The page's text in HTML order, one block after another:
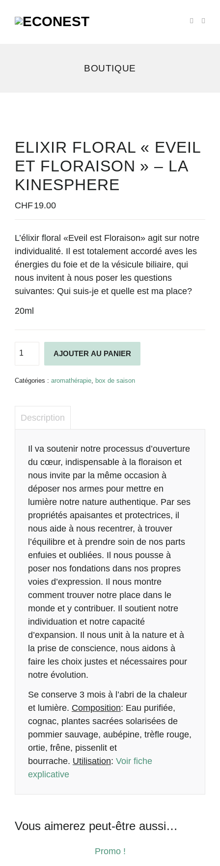
BOUTIQUE
ELIXIR FLORAL « EVEIL
ET FLORAISON » – LA
KINESPHERE
CHF19.00
L’élixir floral «Eveil est Floraison» agit sur notre
individualité. Il est totalement accordé aves les
énergies du foie et de la vésicule biliaire, qui
nous invitent à nous poser les questions
suivantes: Qui suis-je et quelle est ma place?
20ml
de
Elixir
floral
Kinesphere
AJOUTER AU PANIER
Catégories : aromathérapie, box de saison
Description
Description
Il va soutenir notre processus d’ouverture
du cœur, indispensable à la floraison et
nous invite par la même occasion à
déposer nos armes pour mettre en
lumière notre nature authentique. Par ses
propriétés apaisantes et protectrices, il
nous aide à nous recentrer, à trouver
l’équilibre et à prendre soin de nos parts
enfuies et oubliées. Il nous pousse à
poser nos fondations dans nos propres
voies d’expression. Il nous montre
comment trouver notre place dans le
monde et y contribuer. Il soutient notre
individuation et notre capacité
d’expansion. Il nous unit à la nature et à
la prise de conscience, nous aidons à
faire les choix justes et nécessaires pour
notre évolution.
Se conserve 3 mois à l’abri de la chaleur
et lumière. Composition: Eau purifiée,
cognac, plantes sacrées solarisées de
pommier sauvage, aubépine, trèfle rouge,
ortie, frêne, pissenlit et
bourrache. Utilisation: Voir fiche
explicative
Vous aimerez peut-être aussi…
Promo !